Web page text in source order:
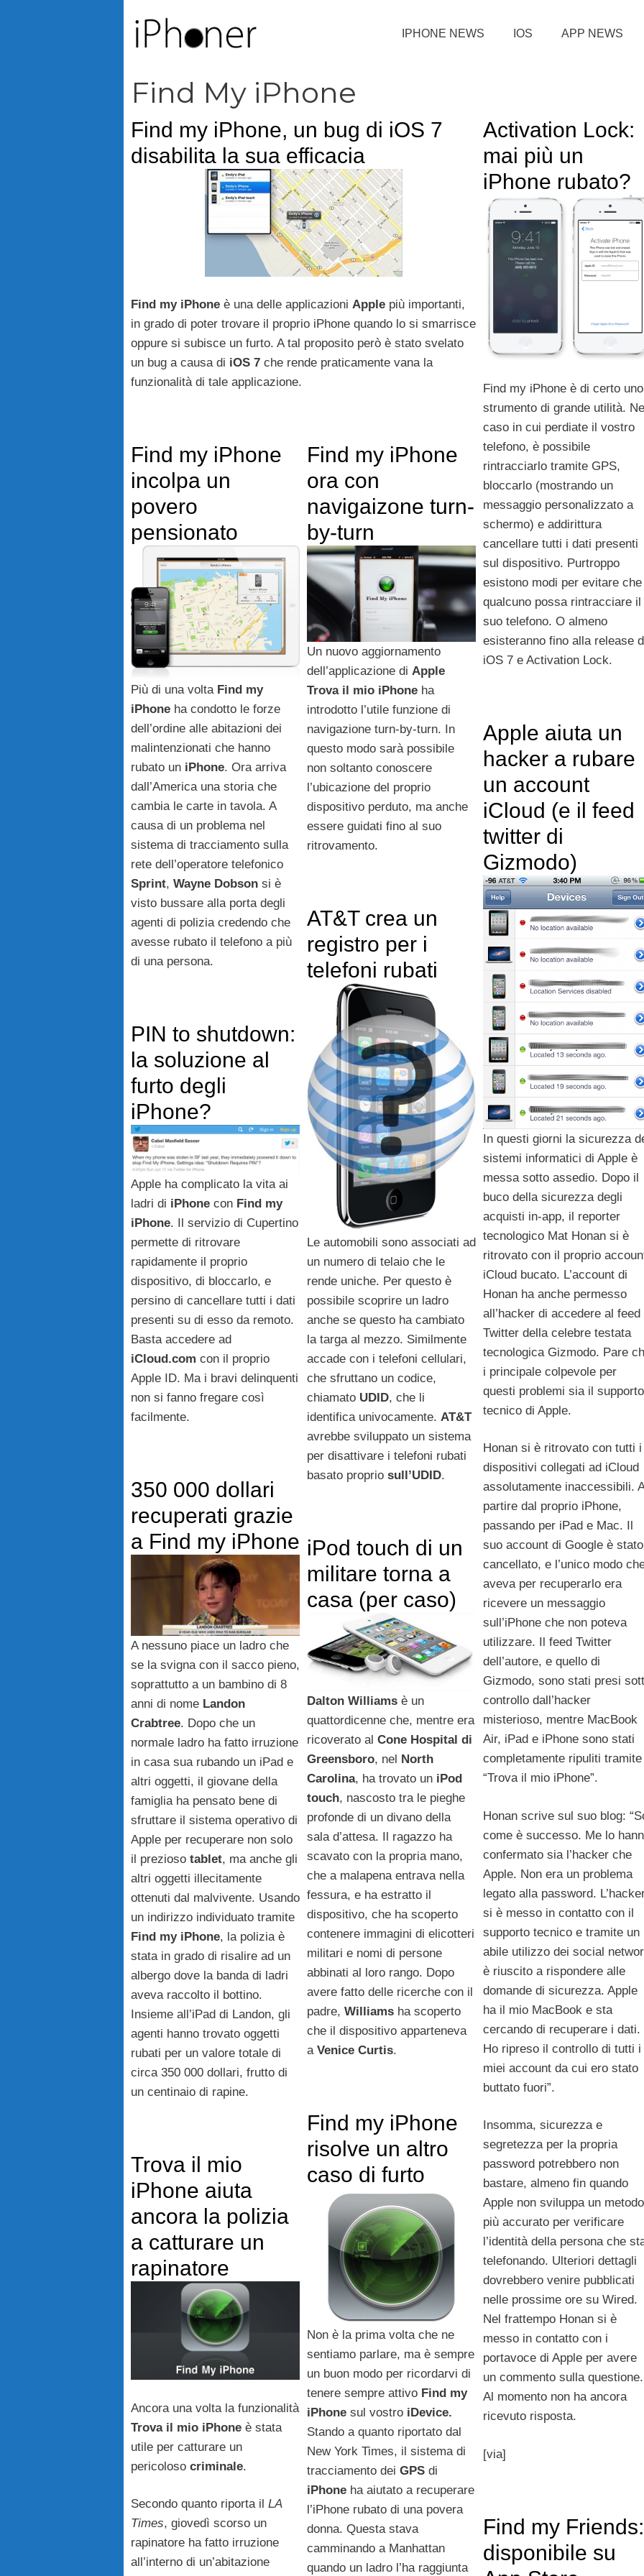
IPHONE NEWS IOS APP NEWS
Find My iPhone
Find my iPhone, un bug di iOS 7
disabilita la sua efficacia
Find my iPhone è una delle applicazioni Apple più importanti,
in grado di poter trovare il proprio iPhone quando lo si smarrisce
oppure si subisce un furto. A tal proposito però è stato svelato
un bug a causa di iOS 7 che rende praticamente vana la
funzionalità di tale applicazione.
Activation Lock:
mai più un
iPhone rubato?
Find my iPhone è di certo uno
strumento di grande utilità.
caso in cui perdiate il vostro
telefono, è possibile
rintracciarlo tramite GPS,
bloccarlo (mostrando un
messaggio personalizzato a
schermo) e addirittura
cancellare tutti i dati presenti
sul dispositivo. Purtroppo
esistono modi per evitare che
qualcuno possa rintracciare il
suo telefono. O almeno
esisteranno fino alla release
iOS 7 e Activation Lock.
Find my iPhone
incolpa un
povero
pensionato
Più di una volta Find my
iPhone ha condotto le forze
dell’ordine alle abitazioni dei
malintenzionati che hanno
rubato un iPhone. Ora arriva
dall’America una storia che
cambia le carte in tavola. A
causa di un problema nel
sistema di tracciamento sulla
rete dell’operatore telefonico
Sprint, Wayne Dobson si è
visto bussare alla porta degli
agenti di polizia credendo che
avesse rubato il telefono a più
di una persona.
Find my iPhone
ora con
navigaizone turn-
by-turn
Un nuovo aggiornamento
dell’applicazione di Apple
Trova il mio iPhoneha
introdotto l’utile funzione di
navigazione turn-by-turn. In
questo modo sarà possibile
non soltanto conoscere
l’ubicazione del proprio
dispositivo perduto, ma anche
essere guidati fino al suo
ritrovamento.
Apple aiuta un
hacker a rubare
un account
iCloud (e il feed
twitter di
Gizmodo)
In questi giorni la sicurezza
sistemi informatici di Apple è
messa sotto assedio. Dopo il
buco della sicurezza degli
acquisti in-app, il reporter
tecnologico Mat Honan si è
ritrovato con il proprio
iCloud bucato. L’account di
Honan ha anche permesso
all’hacker di accedere al feed
Twitter della celebre testata
tecnologica Gizmodo. Pare
i principale colpevole per
questi problemi sia il supporto
tecnico di Apple.
Honan si è ritrovato con tutti i
dispositivi collegati ad iCloud
assolutamente inaccessibili. A
partire dal proprio iPhone,
passando per iPad e Mac. Il
suo account di Google è stato
cancellato, e l’unico modo
aveva per recuperarlo era
ricevere un messaggio
sull’iPhone che non poteva
utilizzare. Il feed Twitter
dell’autore, e quello di
Gizmodo, sono stati presi
controllo dall’hacker
misterioso, mentre MacBook
Air, iPad e iPhone sono stati
completamente ripuliti tramite
“Trova il mio iPhone”.
Honan scrive sul suo blog:
come è successo. Me lo
confermato sia l’hacker che
Apple. Non era un problema
legato alla password.
si è messo in contatto con il
supporto tecnico e tramite un
abile utilizzo dei social
è riuscito a rispondere alle
domande di sicurezza. Apple
ha il mio MacBook e sta
cercando di recuperare i dati.
Ho ripreso il controllo di tutti i
miei account da cui ero stato
buttato fuori”.
Insomma, sicurezza e
segretezza per la propria
password potrebbero non
bastare, almeno fin quando
Apple non sviluppa un metodo
più accurato per verificare
l’identità della persona che
telefonando. Ulteriori dettagli
dovrebbero venire pubblicati
nelle prossime ore su Wired.
Nel frattempo Honan si è
messo in contatto con i
portavoce di Apple per avere
un commento sulla questione.
Al momento non ha ancora
ricevuto risposta.
[via]
AT&T crea un
registro per i
telefoni rubati
Le automobili sono associati ad
un numero di telaio che le
rende uniche. Per questo è
possibile scoprire un ladro
anche se questo ha cambiato
la targa al mezzo. Similmente
accade con i telefoni cellulari,
che sfruttano un codice,
chiamato UDID, che li
identifica univocamente. AT&T
avrebbe sviluppato un sistema
per disattivare i telefoni rubati
basato proprio sull’UDID.
PIN to shutdown:
la soluzione al
furto degli
iPhone?
Apple ha complicato la vita ai
ladri di iPhone con Find my
iPhone. Il servizio di Cupertino
permette di ritrovare
rapidamente il proprio
dispositivo, di bloccarlo, e
persino di cancellare tutti i dati
presenti su di esso da remoto.
Basta accedere ad
iCloud.com con il proprio
Apple ID. Ma i bravi delinquenti
non si fanno fregare così
facilmente.
350 000 dollari
recuperati grazie
a Find my iPhone
A nessuno piace un ladro che
se la svigna con il sacco pieno,
soprattutto a un bambino di 8
anni di nome Landon
Crabtree. Dopo che un
normale ladro ha fatto irruzione
in casa sua rubando un iPad e
altri oggetti, il giovane della
famiglia ha pensato bene di
sfruttare il sistema operativo di
Apple per recuperare non solo
il prezioso tablet, ma anche gli
altri oggetti illecitamente
ottenuti dal malvivente. Usando
un indirizzo individuato tramite
Find my iPhone, la polizia è
stata in grado di risalire ad un
albergo dove la banda di ladri
aveva raccolto il bottino.
Insieme all’iPad di Landon, gli
agenti hanno trovato oggetti
rubati per un valore totale di
circa 350 000 dollari, frutto di
un centinaio di rapine.
iPod touch di un
militare torna a
casa (per caso)
Dalton Williamsè un
quattordicenne che, mentre era
ricoverato al Cone Hospital di
Greensboro, nel
North
Carolina, ha trovato un iPod
touch, nascosto tra le pieghe
profonde di un divano della
sala d’attesa. Il ragazzo ha
scavato con la propria mano,
che a malapena entrava nella
fessura, e ha estratto il
dispositivo, che ha scoperto
contenere immagini di elicotteri
militari e nomi di persone
abbinati al loro rango. Dopo
avere fatto delle ricerche con il
padre, Williamsha scoperto
che il dispositivo apparteneva
a Venice Curtis.
Find my iPhone
risolve un altro
caso di furto
Non è la prima volta che ne
sentiamo parlare, ma è sempre
un buon modo per ricordarvi di
tenere sempre attivo Find my
iPhonesul vostro iDevice.
Stando a quanto riportato dal
New York Times, il sistema di
tracciamento dei GPSdi
iPhoneha aiutato a recuperare
l’iPhone rubato di una povera
donna. Questa stava
camminando a Manhattan
quando un ladro l’ha raggiunta
Trova il mio
iPhone aiuta
ancora la polizia
a catturare un
rapinatore
Ancora una volta la funzionalità
Trova il mio iPhone è stata
utile per catturare un
pericoloso criminale.
Secondo quanto riporta il LA
Times, giovedì scorso un
rapinatore ha fatto irruzione
all’interno di un’abitazione
Find my Friends:
disponibile su